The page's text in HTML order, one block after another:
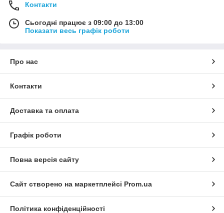
Контакти
Сьогодні працює з 09:00 до 13:00
Показати весь графік роботи
Про нас
Контакти
Доставка та оплата
Графік роботи
Повна версія сайту
Сайт створено на маркетплейсі Prom.ua
Політика конфіденційності